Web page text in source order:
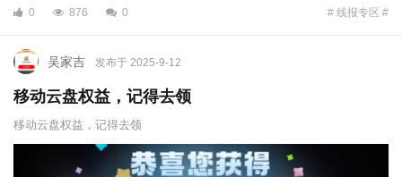
0 876 0 # 线报专区 #
吴家吉 发布于 2025-9-12
移动云盘权益，记得去领
移动云盘权益，记得去领